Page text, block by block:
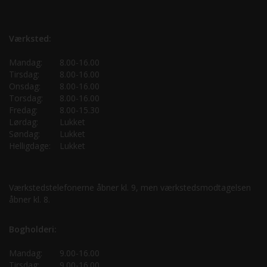
Værksted:
Mandag:
8.00-16.00
Tirsdag:
8.00-16.00
Onsdag:
8.00-16.00
Torsdag:
8.00-16.00
Fredag:
8.00-15.30
Lørdag:
Lukket
Søndag:
Lukket
Helligdage:
Lukket
Værkstedstelefonerne åbner kl. 9, men værkstedsmodtagelsen
åbner kl. 8.
Bogholderi:
Mandag:
9.00-16.00